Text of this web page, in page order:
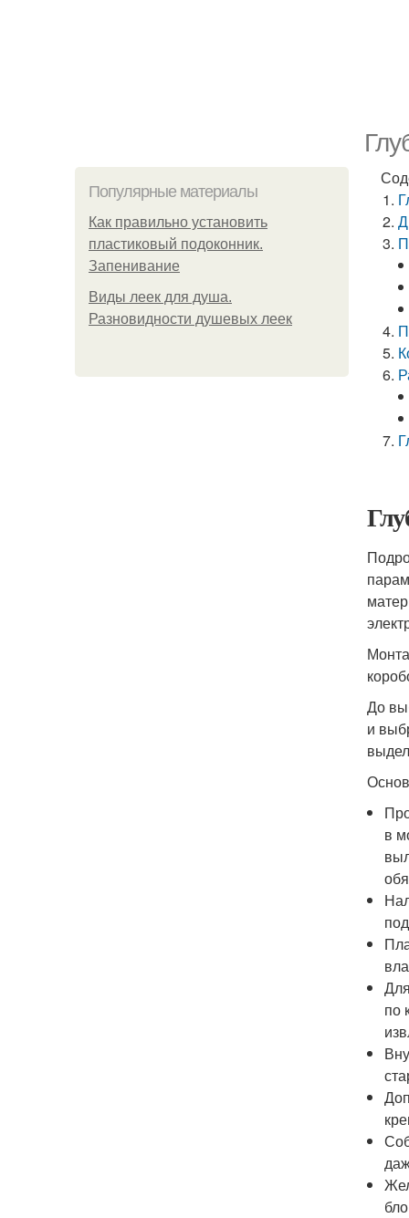
Популярные материалы
Как правильно установить
пластиковый подоконник.
Запенивание
Виды леек для душа.
Разновидности душевых леек
До
и
в
по